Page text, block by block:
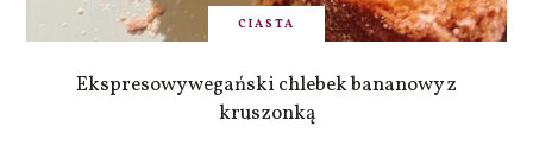
CIASTA
Ekspresowy wegański chlebek bananowy z
kruszonką